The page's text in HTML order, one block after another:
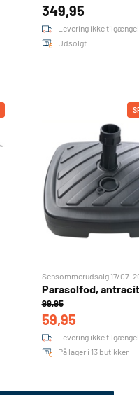
349,95
Levering ikke
Udsolgt
Parasolfod,
Sensommerudsalg 17/07-
99,95
59,95
Levering ikke
På lager i 13 butikker